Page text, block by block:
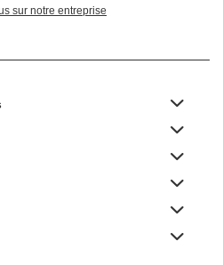
sur notre entreprise